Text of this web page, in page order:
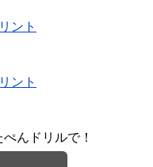
ント
ント
んドリルで！